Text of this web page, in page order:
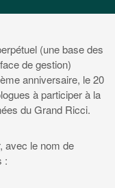
(une base des
de gestion)
anniversaire, le 20
à participer à la
du Grand Ricci.
avec le nom de
: